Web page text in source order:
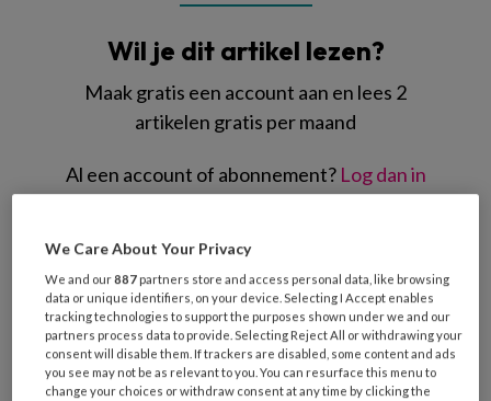
Wil je dit artikel lezen?
Maak gratis een account aan en lees 2
artikelen gratis per maand
Al een account of abonnement? Log dan in
Wat
je
e-
mailadres?
* *
Kies
je
wachtwoord* *
We Care About Your Privacy
We and our887 partners store and access personal data, like browsing
data or unique identifiers, on your device. Selecting I Accept enables
tracking technologies to support the purposes shown under we and our
partners process data to provide. Selecting Reject All or withdrawing your
consent will disable them. If trackers are disabled, some content and ads
you see may not be as relevant to you. You can resurface this menu to
change your choices or withdraw consent at any time by clicking the